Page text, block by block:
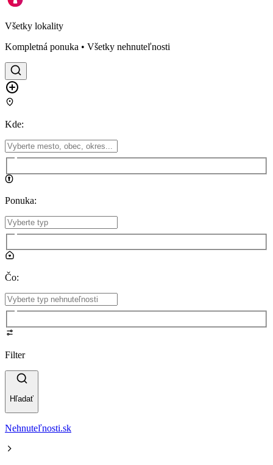
Všetky lokality
Kompletná ponuka • Všetky nehnuteľnosti
Kde:
Ponuka:
Čo:
Filter
Hľadať
Nehnuteľnosti.sk